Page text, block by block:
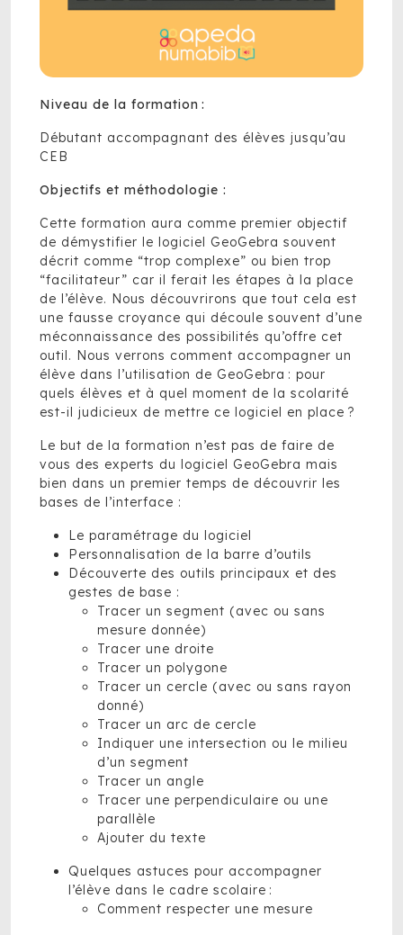
Niveau de la formation :
Débutant accompagnant des élèves jusqu’au
CEB
Objectifs et méthodologie :
Cette formation aura comme premier objectif
de démystifier le logiciel GeoGebra souvent
décrit comme “trop complexe” ou bien trop
“facilitateur” car il ferait les étapes à la place
de l’élève. Nous découvrirons que tout cela est
une fausse croyance qui découle souvent d’une
méconnaissance des possibilités qu’offre cet
outil. Nous verrons comment accompagner un
élève dans l’utilisation de GeoGebra : pour
quels élèves et à quel moment de la scolarité
est-il judicieux de mettre ce logiciel en place ?
Le but de la formation n’est pas de faire de
vous des experts du logiciel GeoGebra mais
bien dans un premier temps de découvrir les
bases de l’interface :
Le paramétrage du logiciel
Personnalisation de la barre d’outils
Découverte des outils principaux et des
gestes de base :
Tracer un segment (avec ou sans
mesure donnée)
Tracer une droite
Tracer un polygone
Tracer un cercle (avec ou sans rayon
donné)
Tracer un arc de cercle
Indiquer une intersection ou le milieu
d’un segment
Tracer un angle
Tracer une perpendiculaire ou une
parallèle
Ajouter du texte
Quelques astuces pour accompagner
l’élève dans le cadre scolaire :
Comment respecter une mesure